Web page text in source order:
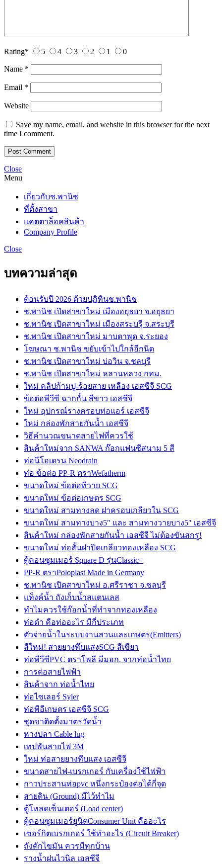
Rating* 5 4 3 2 1 0
Name *
Email *
Website
Save my name, email, and website in this browser for the next
time I comment.
Close
Menu
เกี่ยวกับช.พานิช
ที่ตั้งสาขา
แคตตาล็อคสินค้า
Company Profile
Close
บทความล่าสุด
ต้อนรับปี 2026 ด้วยปฏิทินช.พานิช
ช.พานิช เปิดสาขาใหม่ เมืองอยุธยา จ.อยุธยา
ช.พานิช เปิดสาขาใหม่ เมืองสระบรุี จ.สระบุรี
ช.พานิช เปิดสาขาใหม่ มาบตาพุด จ.ระยอง
โฆษณา ช.พานิช ขยับเข้าไปใกล้อีกนิด
ช.พานิช เปิดสาขาใหม่ บ่อวิน จ.ชลบุรี
ช.พานิช เปิดสาขาใหม่ หลานหลวง กทม.
ใหม่ คลิปก้ามปู-ร้อยสาย เหลือง เอสซีจี SCG
ข้อต่อพีวีซี ฉากกั้น สีขาว เอสซีจี
ใหม่ อุปกรณ์รางครอบท่อแอร์ เอสซีจี
ใหม่ กล่องพักสายกันน้ำ เอสซีจี
วิธีคำนวณขนาดสายไฟที่ควรใช้
สินค้าใหม่จาก SANWA ก๊อกแฟนซีสนาม 5 สี
ท่อนีโอเดรน Neodrain
ท่อ ข้อต่อ PP-R ตราWefatherm
ขนาดใหม่ ข้อต่อทีวาย SCG
ขนาดใหม่ ข้อต่อเกษตร SCG
ขนาดใหม่ สามทางลด ฝาครอบเกลียวใน SCG
ขนาดใหม่ สามทางบาง5″ และ สามทางวายบาง5″ เอสซีจี
สินค้าใหม่ กล่องพักสายกันน้ำ เอสซีจี ไม่ต้องขันสกรู!
ขนาดใหม่ ท่อสั้นฝาปิดเกลียวทองเหลือง SCG
ตู้คอนซูมเมอร์ Square D รุ่นClassic+
PP-R ตราPoloplast Made in Germany
ช.พานิช เปิดสาขาใหม่ อ.ศรีราชา จ.ชลบุรี
แท็งค์น้ำ ถังเก็บน้ำสแตนเลส
ทำไมควรใช้ก๊อกน้ำที่ทำจากทองเหลือง
ท่อดำ คือท่ออะไร มีกี่ประเภท
ตัวจ่ายน้ำในระบบงานสวนและเกษตร(Emitters)
สีใหม่! สายยางทึบแสงSCG สีเขียว
ท่อพีวีซีPVC ตราโพลี มีมอก. จากท่อน้ำไทย
การต่อสายไฟฟ้า
สินค้าจาก ท่อน้ำไทย
ท่อไซเลอร์ Syler
ท่อพีอีเกษตร เอสซีจี SCG
ชุดขาติดตั้งมาตรวัดน้ำ
หางปลา Cable lug
เทปพันสายไฟ 3M
ใหม่ ท่อสายยางทึบแสง เอสซีจี
ขนาดสายไฟ-เบรกเกอร์ กับเครื่องใช้ไฟฟ้า
กาวประสานท่อpvc หนึ่งกระป๋องต่อได้กี่จุด
สายดิน (Ground) มีไว้ทำไม
ตู้โหลดเซ็นเตอร์ (Load center)
ตู้คอนซูมเมอร์ยูนิตConsumer Unit คืออะไร
เซอร์กิตเบรกเกอร์ ใช้ทำอะไร (Circuit Breaker)
ถังดักไขมัน ควรมีทุกบ้าน
รางน้ำฝนไวนิล เอสซีจี